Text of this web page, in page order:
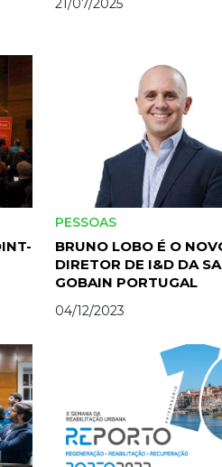
21/07/2025
PESSOAS
BRUNO LOBO É O
DIRETOR DE I&D DA
GOBAIN PORTUGAL
04/12/2023